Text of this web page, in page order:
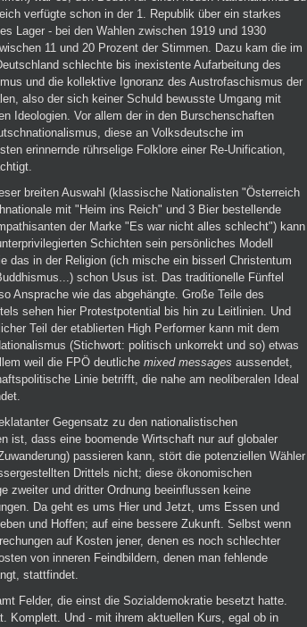
verfügte schon in der 1. Republik über ein starkes
Lager - bei den Wahlen zwischen 1919 und 1930
11 und 20 Prozent der Stimmen. Dazu kam die im
schlechte bis inexistente Aufarbeitung des
und die kollektive Ignoranz des Austrofaschismus der
also der sich keiner Schuld bewusste Umgang mit
Ideologien. Vor allem der in den Burschenschaften
diese an Volksdeutsche im
erinnernde rührselige Folklore einer Re-Unification,
breiten Auswahl (klassische Nationalisten "Österreich
mit "Heim ins Reich" und 3 Bier bestellende
der Marke "Es war nicht alles schlecht") kann
Schichten sein persönliches Modell
das in der Religion (ich mische ein bisserl Christentum
schon Usus ist. Das traditionelle Fünftel
Ansprache wie das abgehängte. Große Teile des
sehen hier Protestpotential bis hin zu Leitlinien. Und
Teil der etablierten High Performer kann mit dem
(Stichwort: politisch unkorrekt und so) etwas
weil die FPÖ deutliche mixed messages aussendet,
Linie betrifft, die nahe am neoliberalen Ideal
Gegensatz zu den nationalistischen
ist, dass eine boomende Wirtschaft nur auf globaler
passieren kann, stört die potenziellen Wähler
Drittels nicht; diese ökonomischen
zweiter und dritter Ordnung beeinflussen keine
Da geht es ums Hier und Jetzt, ums Essen und
und Hoffen; auf eine bessere Zukunft. Selbst wenn
auf Kosten jener, denen es noch schlechter
von inneren Feindbildern, denen man fehlende
stattfindet.
Felder, die einst die Sozialdemokratie besetzt hatte.
Komplett. Und - mit ihrem aktuellen Kurs, egal ob in